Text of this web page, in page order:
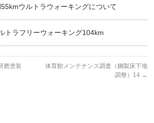
ウルトラウォーキングについて
トラフリーウォーキング104km
磨塗装
体育館メンテナンス調査（鋼製床下地
調整）14 →